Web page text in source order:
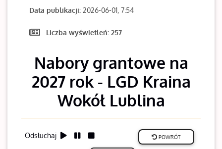
Data publikacji: 2026-06-01, 7:54
Liczba wyświetleń: 257
Nabory grantowe na
2027 rok - LGD Kraina
Wokół Lublina
Odsłuchaj POWRÓT